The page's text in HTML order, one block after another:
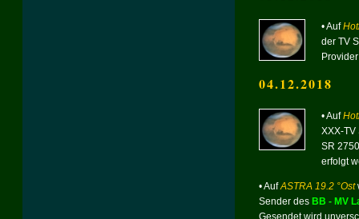
• Auf
der TV
04.12.2018
• Auf
XXX-
SR
erfolgt
• AufASTRA 19.2 °Ost
Sender des BB - MV
Gesendet wird